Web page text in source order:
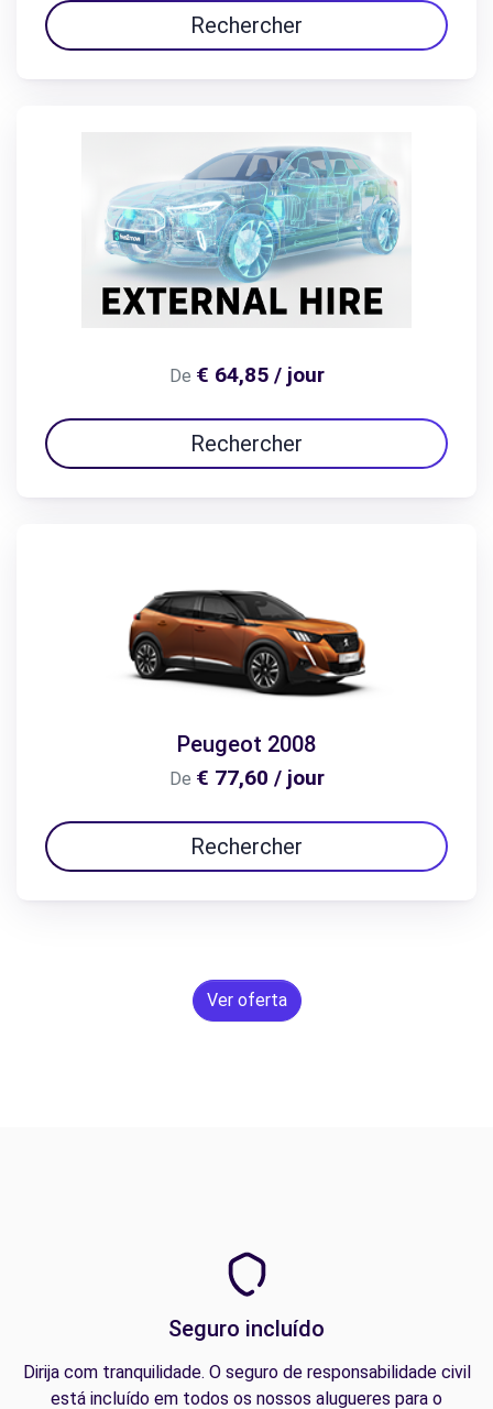
Rechercher
De € 64,85 / jour
Rechercher
Peugeot 2008
De € 77,60 / jour
Rechercher
Ver oferta
Seguro incluído
Dirija com tranquilidade. O seguro de responsabilidade civil
está incluído em todos os nossos alugueres para o